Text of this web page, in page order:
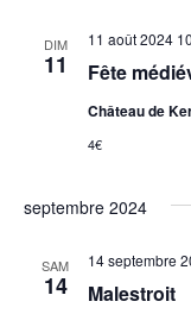
DIM
11 Fête
11 août 2024
Château de
4€
septembre 2024
SAM
14 Malestroit
14 septembre